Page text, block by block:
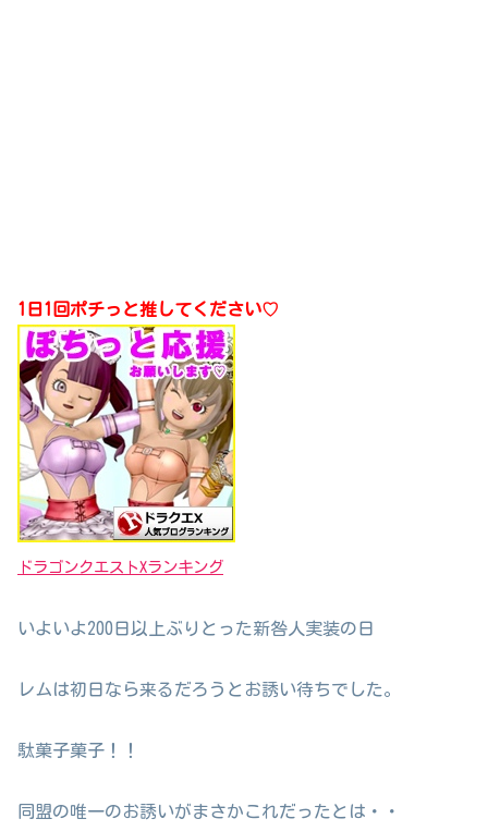
1日1回ポチっと推してください♡
ドラゴンクエストXランキング
いよいよ200日以上ぶりとった新咎人実装の日
レムは初日なら来るだろうとお誘い待ちでした。
駄菓子菓子！！
同盟の唯一のお誘いがまさかこれだったとは・・